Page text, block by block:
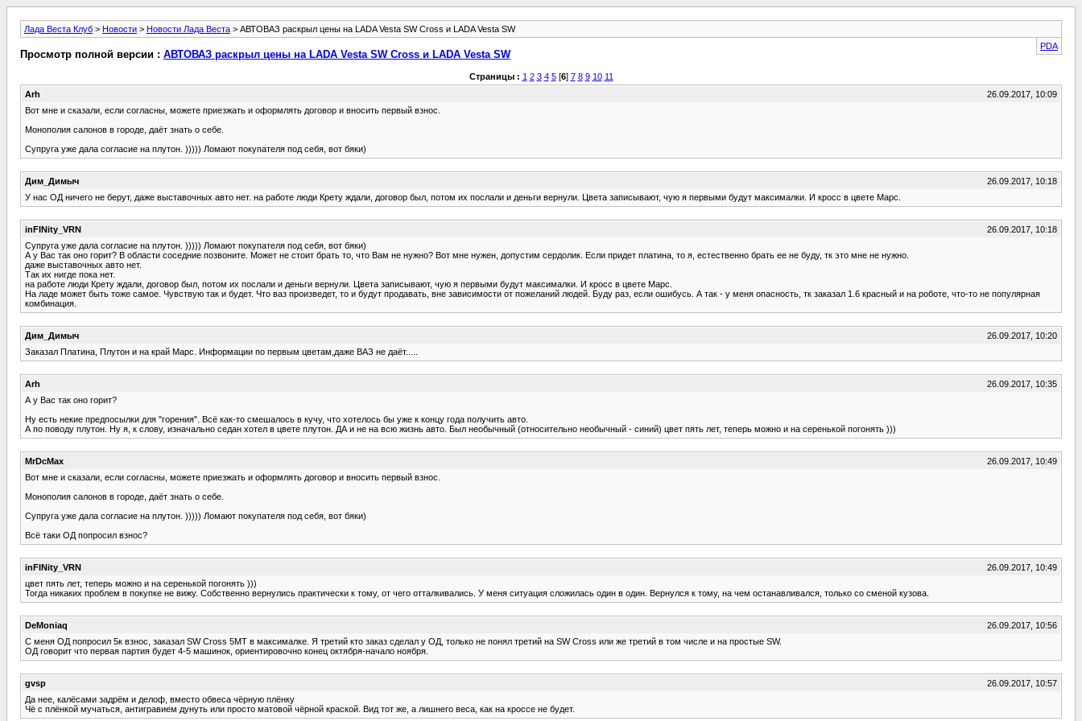
Лада Веста Клуб > Новости > Новости Лада Веста > АВТОВАЗ раскрыл цены на LADA Vesta SW Cross и LADA Vesta SW
PDA
Просмотр полной версии : АВТОВАЗ раскрыл цены на LADA Vesta SW Cross и LADA Vesta SW
Страницы : 1 2 3 4 5[6] 7 8 9 10 11
Arh
26.09.2017, 10:09
Вот мне и сказали, если согласны, можете приезжать и оформлять договор и вносить первый взнос.
Монополия салонов в городе, даёт знать о себе.
Супруга уже дала согласие на плутон. ))))) Ломают покупателя под себя, вот бяки)
Дим_Димыч
26.09.2017, 10:18
У нас ОД ничего не берут, даже выставочных авто нет. на работе люди Крету ждали, договор был, потом их послали и деньги вернули. Цвета записывают, чую я первыми будут максималки. И кросс в цвете Марс.
inFINity_VRN
26.09.2017, 10:18
Супруга уже дала согласие на плутон. ))))) Ломают покупателя под себя, вот бяки)
А у Вас так оно горит? В области соседние позвоните. Может не стоит брать то, что Вам не нужно? Вот мне нужен, допустим сердолик. Если придет платина, то я, естественно брать ее не буду, тк это мне не нужно.
даже выставочных авто нет.
Так их нигде пока нет.
на работе люди Крету ждали, договор был, потом их послали и деньги вернули. Цвета записывают, чую я первыми будут максималки. И кросс в цвете Марс.
На ладе может быть тоже самое. Чувствую так и будет. Что ваз произведет, то и будут продавать, вне зависимости от пожеланий людей. Буду раз, если ошибусь. А так - у меня опасность, тк заказал 1.6 красный и на роботе, что-то не популярная
комбинация.
Дим_Димыч
26.09.2017, 10:20
Заказал Платина, Плутон и на край Марс. Информации по первым цветам,даже ВАЗ не даёт.....
Arh
26.09.2017, 10:35
А у Вас так оно горит?
Ну есть некие предпосылки для "горения". Всё как-то смешалось в кучу, что хотелось бы уже к концу года получить авто.
А по поводу плутон. Ну я, к слову, изначально седан хотел в цвете плутон. ДА и не на всю жизнь авто. Был необычный (относительно необычный - синий) цвет пять лет, теперь можно и на серенькой погонять )))
MrDcMax
26.09.2017, 10:49
Вот мне и сказали, если согласны, можете приезжать и оформлять договор и вносить первый взнос.
Монополия салонов в городе, даёт знать о себе.
Супруга уже дала согласие на плутон. ))))) Ломают покупателя под себя, вот бяки)
Всё таки ОД попросил взнос?
inFINity_VRN
26.09.2017, 10:49
цвет пять лет, теперь можно и на серенькой погонять )))
Тогда никаких проблем в покупке не вижу. Собственно вернулись практически к тому, от чего отталкивались. У меня ситуация сложилась один в один. Вернулся к тому, на чем останавливался, только со сменой кузова.
DeMoniaq
26.09.2017, 10:56
С меня ОД попросил 5к взнос, заказал SW Cross 5МТ в максималке. Я третий кто заказ сделал у ОД, только не понял третий на SW Cross или же третий в том числе и на простые SW.
ОД говорит что первая партия будет 4-5 машинок, ориентировочно конец октября-начало ноября.
gvsp
26.09.2017, 10:57
Да нее, калёсами задрём и делоф, вместо обвеса чёрную плёнку
Чё с плёнкой мучаться, антигравием дунуть или просто матовой чёрной краской. Вид тот же, а лишнего веса, как на кроссе не будет.